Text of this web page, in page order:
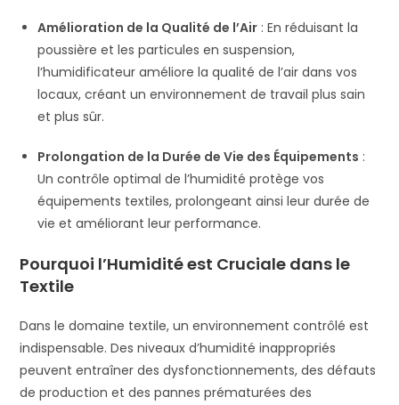
Amélioration de la Qualité de l’Air : En réduisant la
poussière et les particules en suspension,
l’humidificateur améliore la qualité de l’air dans vos
locaux, créant un environnement de travail plus sain
et plus sûr.
Prolongation de la Durée de Vie des Équipements :
Un contrôle optimal de l’humidité protège vos
équipements textiles, prolongeant ainsi leur durée de
vie et améliorant leur performance.
Pourquoi l’Humidité est Cruciale dans le
Textile
Dans le domaine textile, un environnement contrôlé est
indispensable. Des niveaux d’humidité inappropriés
peuvent entraîner des dysfonctionnements, des défauts
de production et des pannes prématurées des